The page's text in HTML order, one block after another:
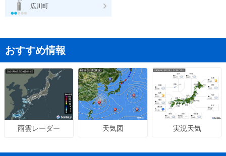
広川町
おすすめ情報
雨雲レーダー 天気図 実況天気